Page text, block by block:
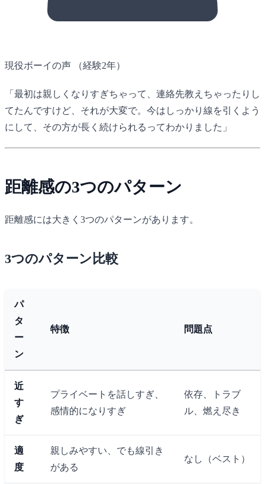
現役ボーイの声 （経験2年）
「最初は親しくなりすぎちゃって、連絡先教えちゃったりし
てたんですけど、それが大変で。今はしっかり線を引くよう
にして、その方が長く続けられるってわかりました」
距離感の3つのパターン
距離感には大きく3つのパターンがあります。
3つのパターン比較
パ
タ
ー
ン
特徴 問題点
近
す
ぎ
プライベートを話しすぎ、
感情的になりすぎ
依存、トラブ
ル、燃え尽き
適
度
親しみやすい、でも線引き
がある
なし（ベスト）